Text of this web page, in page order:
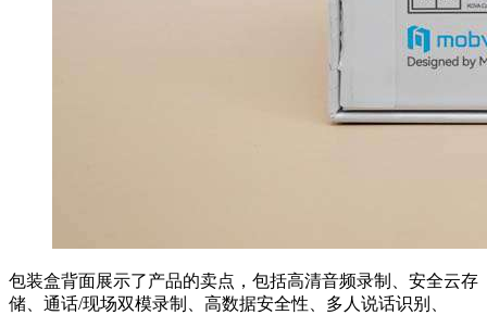
包装盒背面展示了产品的卖点，包括高清音频录制、安全云存
储、通话/现场双模录制、高数据安全性、多人说话识别、